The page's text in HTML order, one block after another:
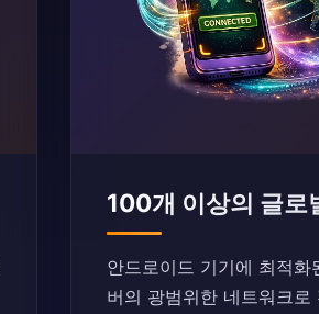
100개 이상의 글로
안드로이드 기기에 최적화
버의 광범위한 네트워크로